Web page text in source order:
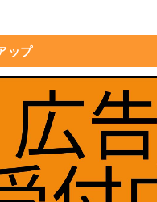
ップ